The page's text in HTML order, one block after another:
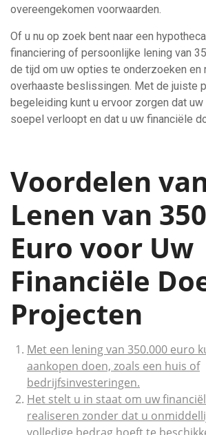
overeengekomen voorwaarden.
Of u nu op zoek bent naar een
financiering of persoonlijke lening van
de tijd om uw opties te onderzoeken en
overhaaste beslissingen. Met de juiste
begeleiding kunt u ervoor zorgen dat
soepel verloopt en dat u uw financiële
Voordelen
Lenen van
Euro voor Uw
Financiële
Projecten
Met een lening van 350.000 euro
aankopen doen, zoals een huis of
bedrijfsinvesteringen.
Het stelt u in staat om uw
realiseren zonder dat u